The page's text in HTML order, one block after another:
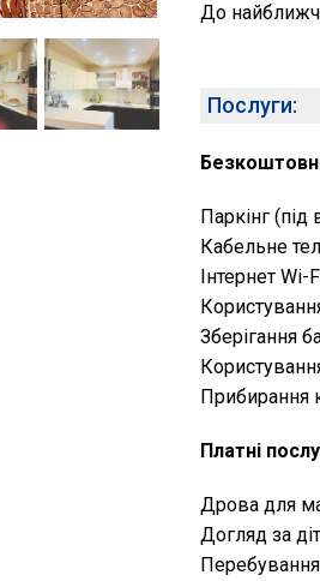
До
Послуги:
Паркінг (під
Кабельне
Інтернет Wi-
Зберігання
Прибирання
Платні
Дрова для
Догляд за